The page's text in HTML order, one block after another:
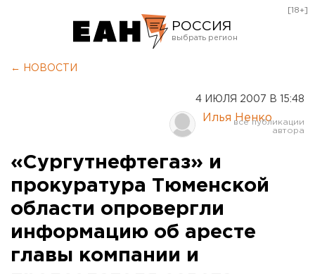
РОССИЯ
Курган
Оренбург
[18+]
← НОВОСТИ
4 ИЮЛЯ 2007 В 15:48
Илья Ненко
«Сургутнефтегаз» и
прокуратура Тюменской
области опровергли
информацию об аресте
главы компании и